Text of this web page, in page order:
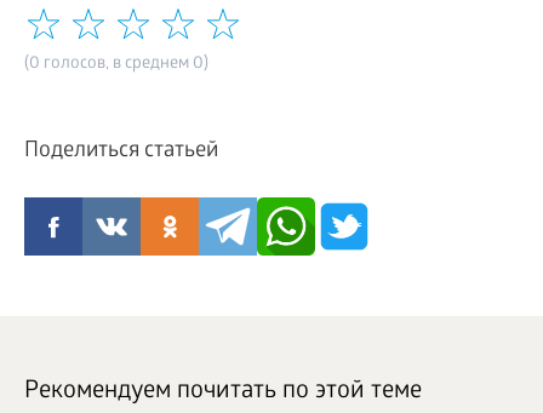
(0 голосов, в среднем 0)
Поделиться статьей
Рекомендуем почитать по этой теме